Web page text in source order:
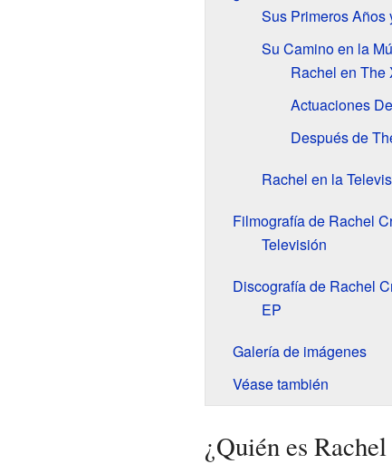
Sus Primeros Años
Su Camino en la
Rachel en The
Actuaciones
Después de
Rachel en la
Filmografía de Rachel
Televisión
Discografía de Rachel
EP
Galería de imágenes
Véase también
¿Quién es